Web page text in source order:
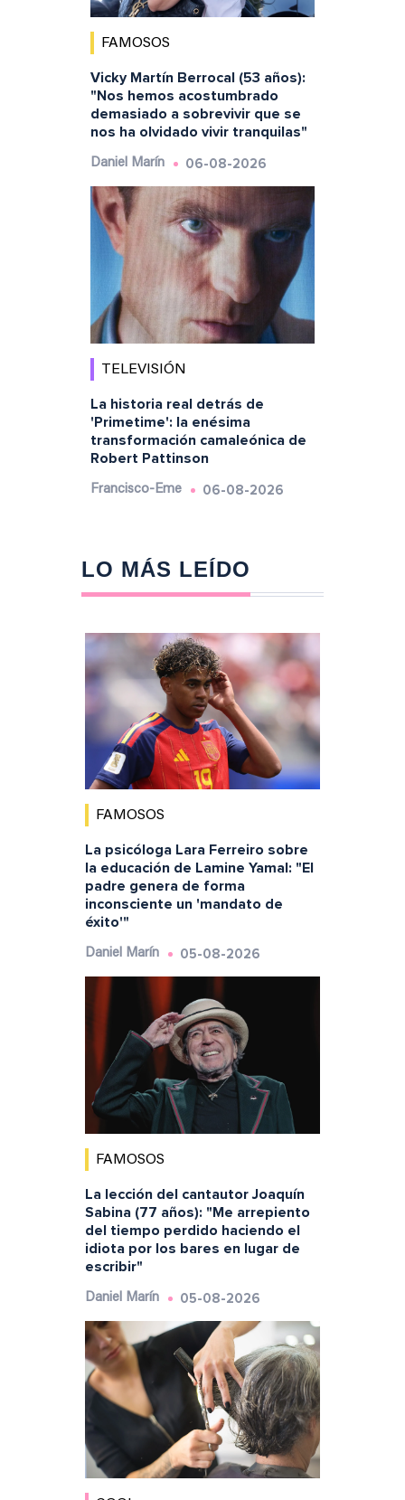
FAMOSOS
Vicky Martín Berrocal (53 años):
"Nos hemos acostumbrado
demasiado a sobrevivir que se
nos ha olvidado vivir tranquilas"
Daniel Marín 06-08-2026
TELEVISIÓN
La historia real detrás de
'Primetime': la enésima
transformación camaleónica de
Robert Pattinson
Francisco-Eme 06-08-2026
LO MÁS LEÍDO
FAMOSOS
La psicóloga Lara Ferreiro sobre
la educación de Lamine Yamal: "El
padre genera de forma
inconsciente un 'mandato de
éxito'"
Daniel Marín 05-08-2026
FAMOSOS
La lección del cantautor Joaquín
Sabina (77 años): "Me arrepiento
del tiempo perdido haciendo el
idiota por los bares en lugar de
escribir"
Daniel Marín 05-08-2026